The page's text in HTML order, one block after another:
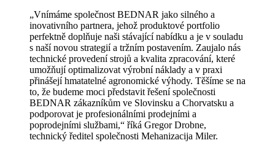
„Vnímáme společnost BEDNAR jako silného a
inovativního partnera, jehož produktové portfolio
perfektně doplňuje naši stávající nabídku a je v souladu
s naší novou strategií a tržním postavením. Zaujalo nás
technické provedení strojů a kvalita zpracování, které
umožňují optimalizovat výrobní náklady a v praxi
přinášejí hmatatelné agronomické výhody. Těšíme se na
to, že budeme moci představit řešení společnosti
BEDNAR zákazníkům ve Slovinsku a Chorvatsku a
podporovat je profesionálními prodejními a
poprodejními službami,“ říká Gregor Drobne,
technický ředitel společnosti Mehanizacija Miler.